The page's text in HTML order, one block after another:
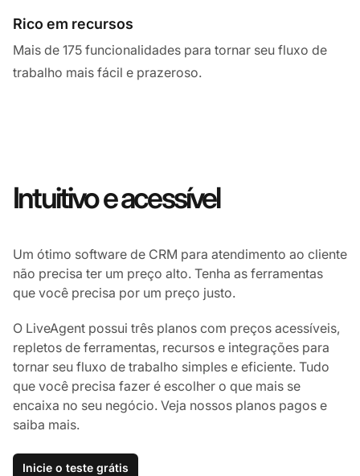
Rico em recursos
Mais de 175 funcionalidades para tornar seu fluxo de
trabalho mais fácil e prazeroso.
Intuitivo e acessível
Um ótimo software de CRM para atendimento ao cliente
não precisa ter um preço alto. Tenha as ferramentas
que você precisa por um preço justo.
O LiveAgent possui três planos com preços acessíveis,
repletos de ferramentas, recursos e integrações para
tornar seu fluxo de trabalho simples e eficiente. Tudo
que você precisa fazer é escolher o que mais se
encaixa no seu negócio. Veja nossos planos pagos e
saiba mais.
Inicie o teste grátis